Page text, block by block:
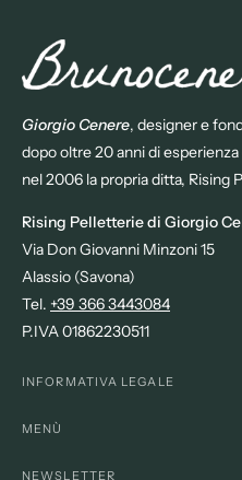
Giorgio Cenere, designer e
dopo oltre 20 anni di
nel 2006 la propria ditta, Rising
Rising Pelletterie di Giorgio
Via Don Giovanni Minzoni 15
Alassio (Savona)
Tel. +39 366 3443084
P.IVA 01862230511
INFORMATIVA LEGALE
MENÙ
NEWSLETTER